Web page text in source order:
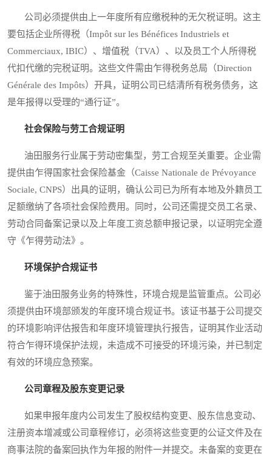
公司必须提供由上一年度所有应缴税种的无欠税证明。这主
要包括企业所得税（Impôt sur les Bénéfices Industriels et
Commerciaux, IBIC）、增值税（TVA）、以及员工个人所得税
代扣代缴的完税证明。这些文件需由乍得税务总局（Direction
Générale des Impôts）开具，证明公司已结清所有税务债务，这
是年报得以受理的“通行证”。
社会保险与劳工合规证明
油田服务行业属于劳动密集型，劳工合规至关重要。企业需
提供由乍得国家社会保险基金（Caisse Nationale de Prévoyance
Sociale, CNPS）出具的证明，确认公司已为所有本地及外籍员工
足额缴纳了各项社会保险费用。同时，公司还需提交员工名录、
劳动合同备案记录以及上年度工资总额申报记录，以证明完全遵
守《乍得劳动法》。
环境保护合规证书
鉴于油田服务业务的特殊性，环境合规是监管重点。公司必
须提供由环境部颁发的年度环境合规证书。该证书基于公司提交
的环境影响评估报告和年度环境管理执行报告，证明其作业活动
符合乍得环境保护法规，未造成不可接受的环境污染，并已制定
有效的环境应急预案。
公司章程及股东变更记录
如果申报年度内公司发生了股权结构变更、股东信息变动、
注册资本增减或公司章程修订，必须将这些变更的公证文件及在
商事法院的备案回执作为年报的附件一并提交。未备案的变更在